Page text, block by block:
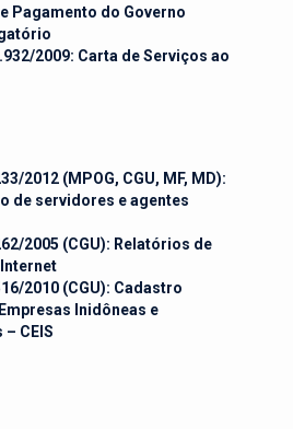
Pagamento do Governo
2009: Carta de Serviços ao
2012 (MPOG, CGU, MF, MD):
de servidores e agentes
2005 (CGU): Relatórios de
2010 (CGU): Cadastro
Inidôneas e
CEIS